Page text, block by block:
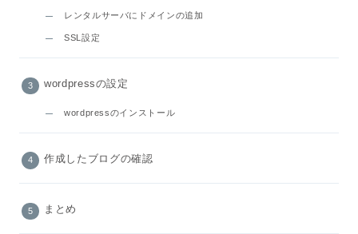
レンタルサーバにドメインの追加
SSL設定
wordpressの設定
wordpressのインストール
作成したブログの確認
まとめ